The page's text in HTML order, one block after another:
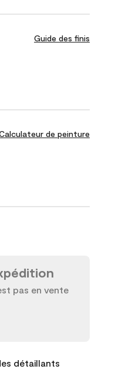
Guide des finis
de peinture
pas en vente
détaillants